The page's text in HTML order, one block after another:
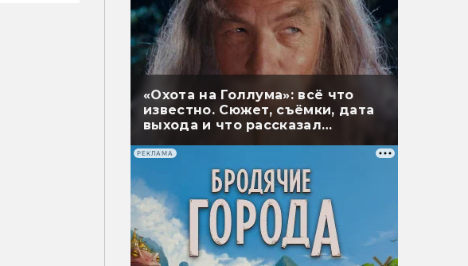
«Охота на Голлума»: всё что
известно. Сюжет, съёмки, дата
выхода и что рассказал
РЕКЛАМА